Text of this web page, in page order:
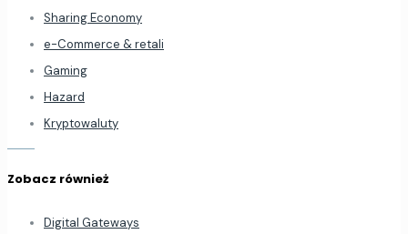
Sharing Economy
e-Commerce & retali
Gaming
Hazard
Kryptowaluty
Zobacz również
Digital Gateways